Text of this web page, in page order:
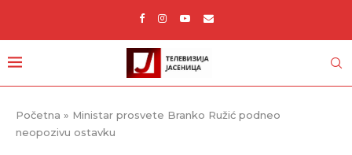
Početna » Ministar prosvete Branko Ružić podneo
neopozivu ostavku